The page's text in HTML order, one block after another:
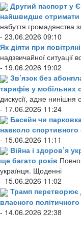
Другий паспорт у
найшвидше
набуття громадянства
- 23.06.2026 09:10
Як діяти при
надзвичайної ситуації
- 19.06.2026 19:02
Зв’язок без
тарифів у мобільних
дискусії, адже нинішня
- 17.06.2026 11:24
Басейн чи
навколо спортивного
- 15.06.2026 11:11
Війна і здоров’я
ще багато років
українця. Щоденні
- 15.06.2026 11:02
Трамп
власного
- 14.06.2026 22:38